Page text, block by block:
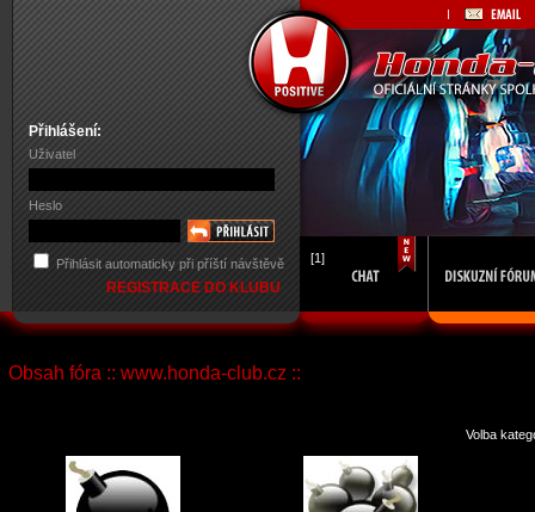
Přihlášení:
Uživatel
Heslo
Přihlásit automaticky při příští návštěvě
REGISTRACE DO KLUBU
[1]
Obsah fóra :: www.honda-club.cz ::
Volba